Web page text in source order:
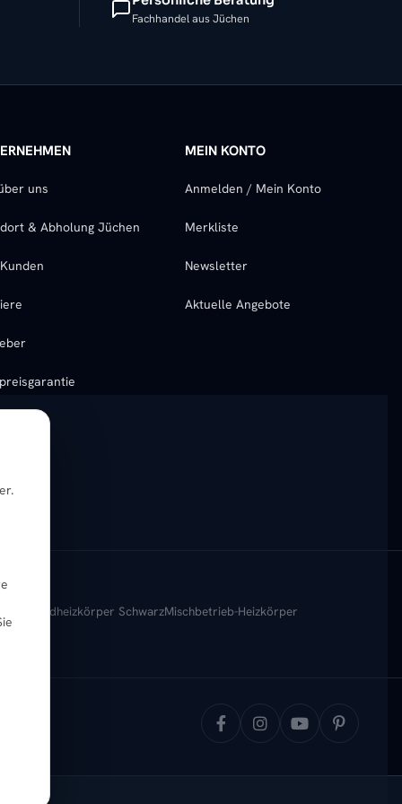
Fachhandel aus Jüchen
uns
& Abholung Jüchen
MEIN KONTO
Anmelden / Mein Konto
Merkliste
Newsletter
Aktuelle Angebote
Badheizkörper SchwarzMischbetrieb-Heizkörper